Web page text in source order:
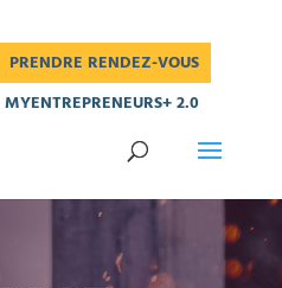
PRENDRE RENDEZ-VOUS
MYENTREPRENEURS+ 2.0